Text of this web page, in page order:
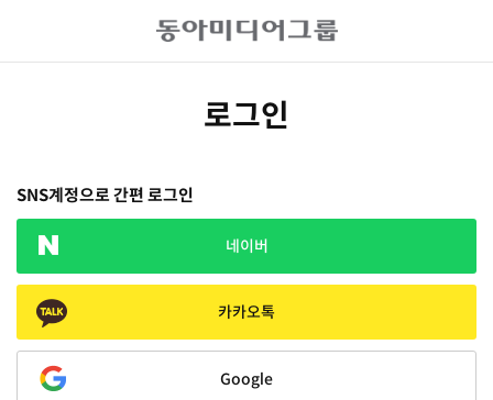
로그인
SNS계정으로 간편 로그인
네이버
카카오톡
Google